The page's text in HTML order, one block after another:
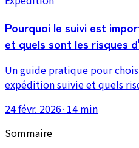
Pourquoi le suivi est
et quels sont les risques
Un guide pratique pour
expédition suivie et quels
support client, la confiance
24 févr. 2026· 14 min
Sommaire